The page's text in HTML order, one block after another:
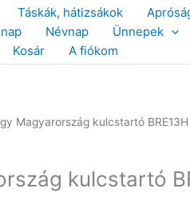
Táskák, hátizsákok
Névnap Ünnepek
Kosár
A fiókom
Magyarország kulcstartó BRE13H
kulcstartó